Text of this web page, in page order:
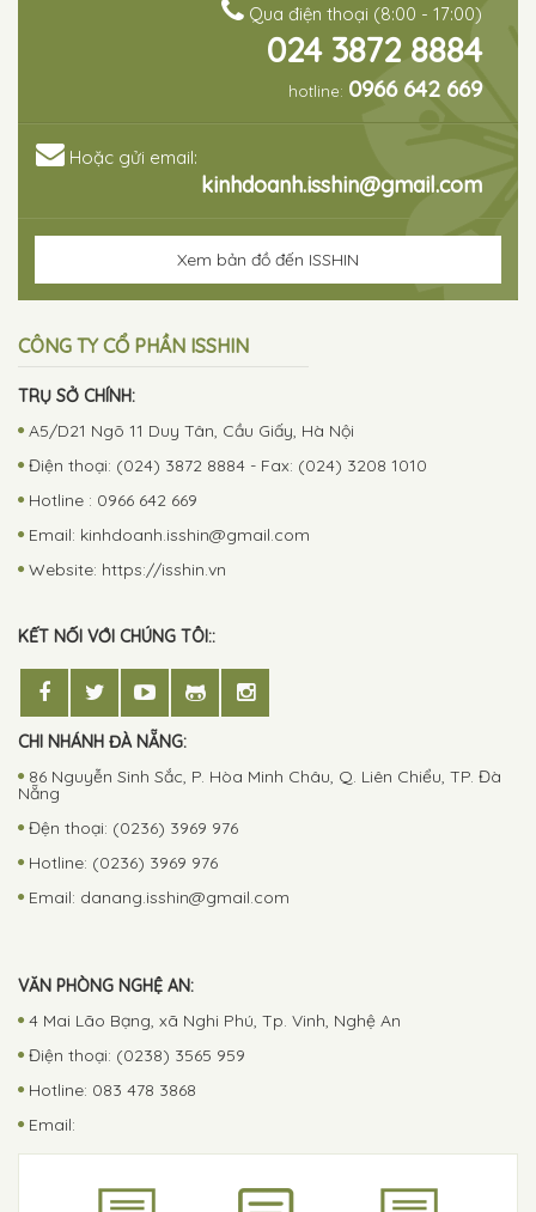
Qua điện thoại (8:00 - 17:00)
024 3872 8884
hotline: 0966 642 669
Hoặc gửi email:
kinhdoanh.isshin@gmail.com
Xem bản đồ đến ISSHIN
CÔNG TY CỔ PHẦN ISSHIN
TRỤ SỞ CHÍNH:
A5/D21 Ngõ 11 Duy Tân, Cầu Giấy, Hà Nội
Điện thoại: (024) 3872 8884 - Fax: (024) 3208 1010
Hotline : 0966 642 669
Email: kinhdoanh.isshin@gmail.com
Website: https://isshin.vn
KẾT NỐI VỚI CHÚNG TÔI::
CHI NHÁNH ĐÀ NẴNG:
86 Nguyễn Sinh Sắc, P. Hòa Minh Châu, Q. Liên Chiểu, TP. Đà
Nẵng
Đện thoại: (0236) 3969 976
Hotline: (0236) 3969 976
Email: danang.isshin@gmail.com
VĂN PHÒNG NGHỆ AN:
4 Mai Lão Bạng, xã Nghi Phú, Tp. Vinh, Nghệ An
Điện thoại: (0238) 3565 959
Hotline: 083 478 3868
Email: